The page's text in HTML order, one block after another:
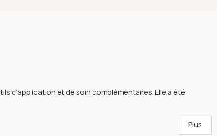
d’application et de soin complémentaires. Elle a été
Plus